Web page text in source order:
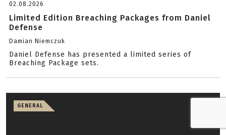
02.08.2026
Limited Edition Breaching Packages from Daniel
Defense
Damian Niemczuk
Daniel Defense has presented a limited series of
Breaching Package sets.
GENERAL